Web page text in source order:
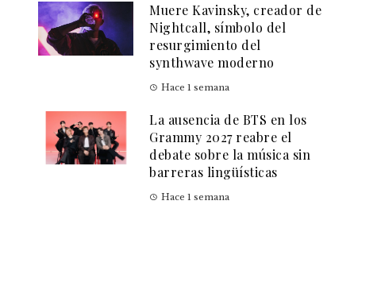
Muere Kavinsky, creador de
Nightcall, símbolo del
resurgimiento del
synthwave moderno
Hace 1 semana
La ausencia de BTS en los
Grammy 2027 reabre el
debate sobre la música sin
barreras lingüísticas
Hace 1 semana